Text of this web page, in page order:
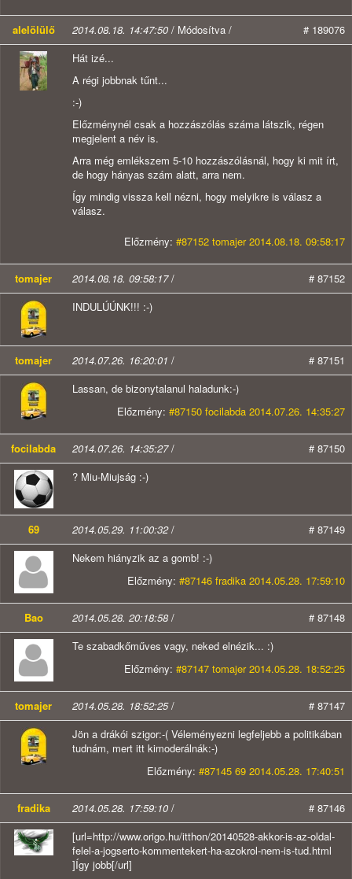
alelölülő 2014.08.18. 14:47:50 / Módosítva /
# 189076
Hát izé...
A régi jobbnak tűnt...
:-)
Előzménynél csak a hozzászólás száma látszik, régen
megjelent a név is.
Arra még emlékszem 5-10 hozzászólásnál, hogy ki mit írt,
de hogy hányas szám alatt, arra nem.
Így mindig vissza kell nézni, hogy melyikre is válasz a
válasz.
Előzmény: #87152 tomajer 2014.08.18. 09:58:17
tomajer 2014.08.18. 09:58:17/
# 87152
INDULÚÚNK!!! :-)
tomajer 2014.07.26. 16:20:01 /
# 87151
Lassan, de bizonytalanul haladunk:-)
Előzmény: #87150 focilabda 2014.07.26. 14:35:27
focilabda 2014.07.26. 14:35:27/
# 87150
? Miu-Miujság :-)
69 2014.05.29. 11:00:32/
# 87149
Nekem hiányzik az a gomb! :-)
Előzmény: #87146 fradika 2014.05.28. 17:59:10
Bao 2014.05.28. 20:18:58 /
# 87148
Te szabadkőműves vagy, neked elnézik... :)
Előzmény: #87147 tomajer 2014.05.28. 18:52:25
tomajer 2014.05.28. 18:52:25/
# 87147
Jön a drákói szigor:-( Véleményezni legfeljebb a politikában
tudnám, mert itt kimoderálnák:-)
Előzmény: #87145 69 2014.05.28. 17:40:51
fradika 2014.05.28. 17:59:10 /
# 87146
[url=http://www.origo.hu/itthon/20140528-akkor-is-az-oldal-
felel-a-jogserto-kommentekert-ha-azokrol-nem-is-tud.html
]Így jobb[/url]